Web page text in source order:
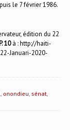
le 7 février 1986.
édition du 22
P. 10à :http://haiti-
Januari-2020-
, onondieu, sénat,